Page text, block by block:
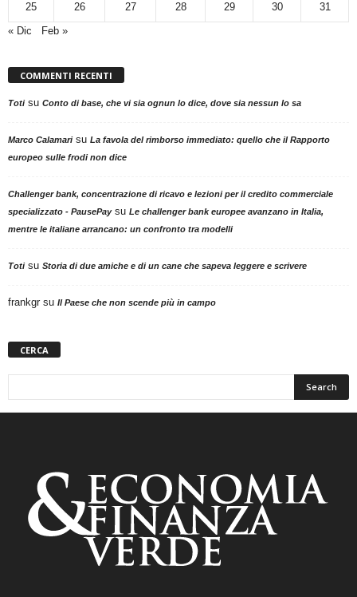
25 26 27 28 29 30
31
« Dic
Feb »
COMMENTI RECENTI
Totisu Conto di base, che vi sia ognun lo dice, dove sia nessun lo sa
Marco Calamarisu La favola del rimborso immediato: quello che il Rapporto
europeo sulle frodi non dice
Challenger bank, concentrazione di ricavo e lezioni per il credito commerciale
specializzato - PausePaysu Le challenger bank europee avanzano in Italia,
mentre le italiane arrancano: un confronto tra modelli
Totisu Storia di due amiche e di un cane che sapeva leggere e scrivere
frankgr su Il Paese che non scende più in campo
CERCA